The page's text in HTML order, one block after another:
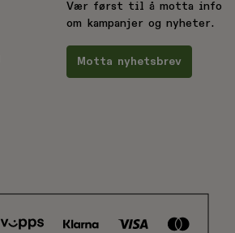
Vær først til å motta info
om kampanjer og nyheter.
Motta nyhetsbrev